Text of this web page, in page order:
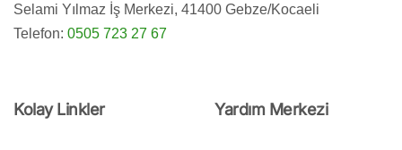
Selami Yılmaz İş Merkezi, 41400 Gebze/Kocaeli
Telefon: 0505 723 27 67
Kolay Linkler Yardım Merkezi